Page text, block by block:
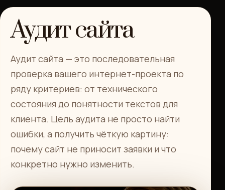
Аудит сайта
Аудит сайта — это последовательная
проверка вашего интернет-проекта по
ряду критериев: от технического
состояния до понятности текстов для
клиента. Цель аудита не просто найти
ошибки, а получить чёткую картину:
почему сайт не приносит заявки и что
конкретно нужно изменить.